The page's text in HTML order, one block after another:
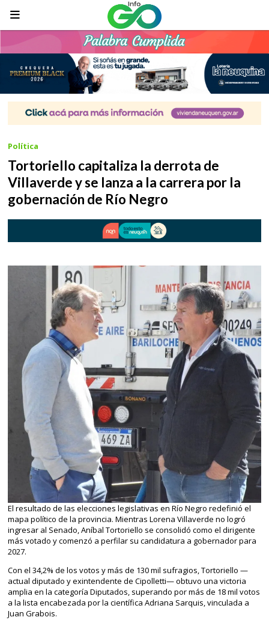
Tortoriello capitaliza la derrota de
Villaverde y se lanza a la carrera por la
gobernación de Río Negro
Política
El resultado de las elecciones legislativas en Río Negro redefinió el
mapa político de la provincia. Mientras Lorena Villaverde no logró
ingresar al Senado, Aníbal Tortoriello se consolidó como el dirigente
más votado y comenzó a perfilar su candidatura a gobernador para
2027.
Con el 34,2% de los votos y más de 130 mil sufragios, Tortoriello —
actual diputado y exintendente de Cipolletti— obtuvo una victoria
amplia en la categoría Diputados, superando por más de 18 mil votos
a la lista encabezada por la científica Adriana Sarquis, vinculada a
Juan Grabois.